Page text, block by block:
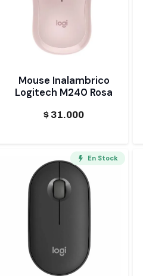
Mouse Inalambrico
Logitech M240 Rosa
$ 31.000
En Stock